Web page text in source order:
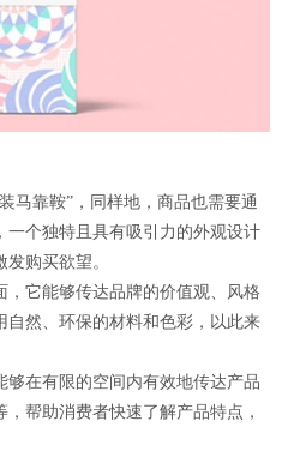
靠鞍”，同样地，商品也需要通
个独特且具有吸引力的外观设计
购买欲望。
它能够传达品牌的价值观、风格
自然、环保的材料和色彩，以此来
在有限的空间内有效地传达产品
帮助消费者快速了解产品特点，